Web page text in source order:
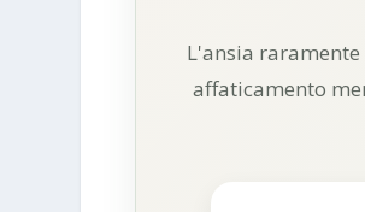
L'ansia
affaticamento